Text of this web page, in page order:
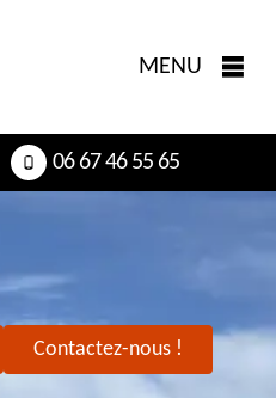
MENU
06 67 46 55 65
Contactez-nous !